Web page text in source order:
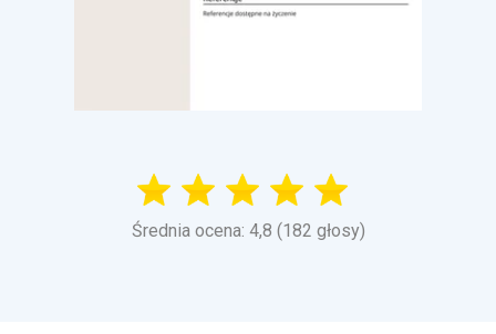
Średnia ocena: 4,8 (182 głosy)